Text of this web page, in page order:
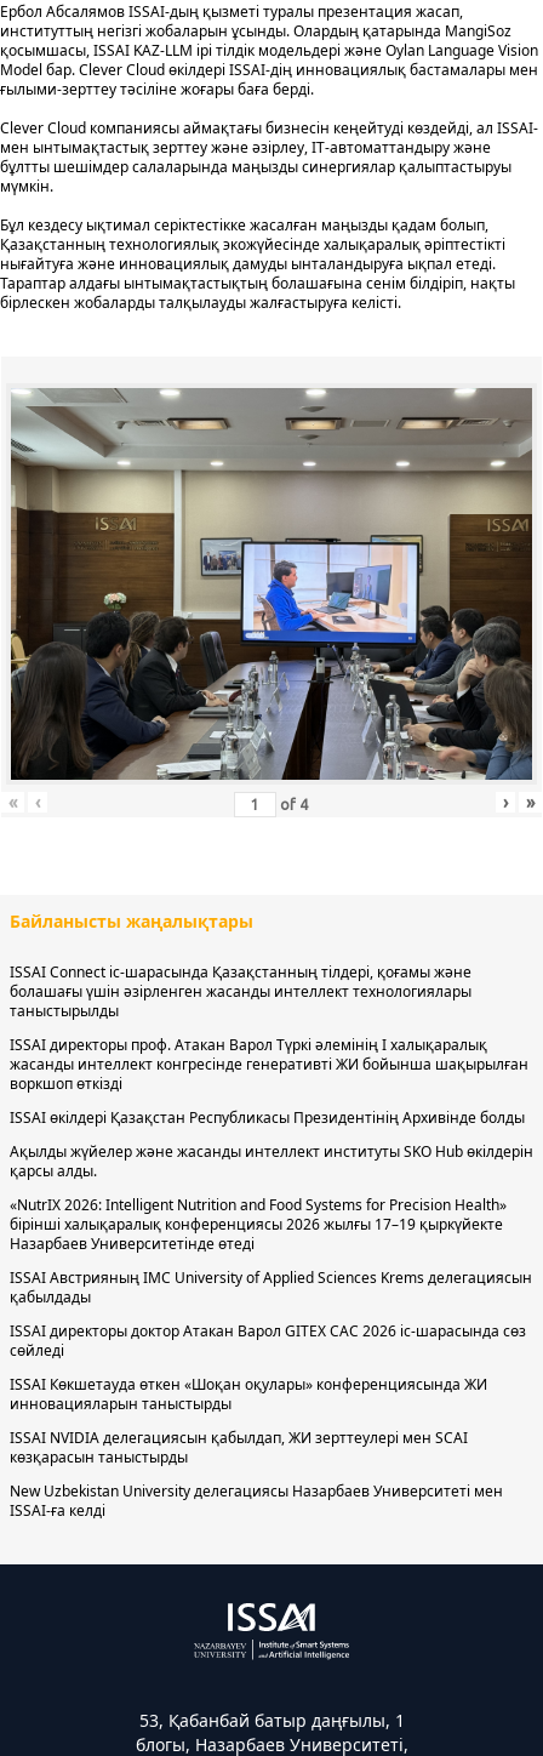
Ербол Абсалямов ISSAI-дың қызметі туралы презентация жасап,
институттың негізгі жобаларын ұсынды. Олардың қатарында MangiSoz
қосымшасы, ISSAI KAZ-LLM ірі тілдік модельдері және Oylan Language Vision
Model бар. Clever Cloud өкілдері ISSAI-дің инновациялық бастамалары мен
ғылыми-зерттеу тәсіліне жоғары баға берді.
Clever Cloud компаниясы аймақтағы бизнесін кеңейтуді көздейді, ал ISSAI-
мен ынтымақтастық зерттеу және әзірлеу, IT-автоматтандыру және
бұлтты шешімдер салаларында маңызды синергиялар қалыптастыруы
мүмкін.
Бұл кездесу ықтимал серіктестікке жасалған маңызды қадам болып,
Қазақстанның технологиялық экожүйесінде халықаралық әріптестікті
нығайтуға және инновациялық дамуды ынталандыруға ықпал етеді.
Тараптар алдағы ынтымақтастықтың болашағына сенім білдіріп, нақты
бірлескен жобаларды талқылауды жалғастыруға келісті.
« ‹ of 4 › »
Байланысты жаңалықтары
ISSAI Connect іс-шарасында Қазақстанның тілдері, қоғамы және
болашағы үшін әзірленген жасанды интеллект технологиялары
таныстырылды
ISSAI директоры проф. Атакан Варол Түркі әлемінің І халықаралық
жасанды интеллект конгресінде генеративті ЖИ бойынша шақырылған
воркшоп өткізді
ISSAI өкілдері Қазақстан Республикасы Президентінің Архивінде болды
Ақылды жүйелер және жасанды интеллект институты SKO Hub өкілдерін
қарсы алды.
«NutrIX 2026: Intelligent Nutrition and Food Systems for Precision Health»
бірінші халықаралық конференциясы 2026 жылғы 17–19 қыркүйекте
Назарбаев Университетінде өтеді
ISSAI Австрияның IMC University of Applied Sciences Krems делегациясын
қабылдады
ISSAI директоры доктор Атакан Варол GITEX CAC 2026 іс-шарасында сөз
сөйледі
ISSAI Көкшетауда өткен «Шоқан оқулары» конференциясында ЖИ
инновацияларын таныстырды
ISSAI NVIDIA делегациясын қабылдап, ЖИ зерттеулері мен SCAI
көзқарасын таныстырды
New Uzbekistan University делегациясы Назарбаев Университеті мен
ISSAI-ға келді
53, Қабанбай батыр даңғылы, 1
блогы, Назарбаев Университеті,